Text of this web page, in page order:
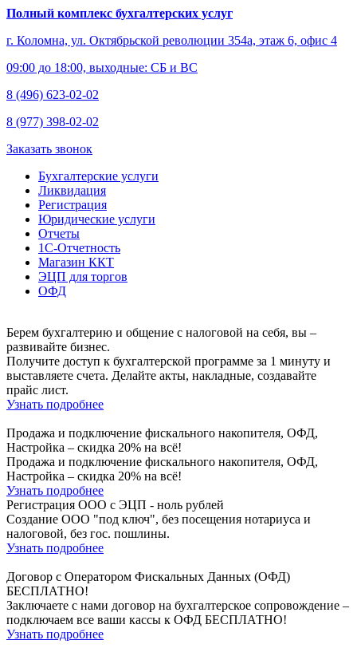
Полный комплекс бухгалтерских услуг
г. Коломна, ул. Октябрьской революции 354а, этаж 6, офис 4
09:00 до 18:00, выходные: СБ и ВС
8 (496) 623-02-02
8 (977) 398-02-02
Заказать звонок
Бухгалтерские услуги
Ликвидация
Регистрация
Юридические услуги
Отчеты
1С-Отчетность
Магазин ККТ
ЭЦП для торгов
ОФД
Берем бухгалтерию и общение с налоговой на себя, вы –
развивайте бизнес.
Получите доступ к бухгалтерской программе за 1 минуту и
выставляете счета. Делайте акты, накладные, создавайте
прайс лист.
Узнать подробнее
Продажа и подключение фискального накопителя, ОФД,
Настройка – скидка 20% на всё!
Продажа и подключение фискального накопителя, ОФД,
Настройка – скидка 20% на всё!
Узнать подробнее
Регистрация ООО с ЭЦП - ноль рублей
Создание ООО "под ключ", без посещения нотариуса и
налоговой, без гос. пошлины.
Узнать подробнее
Договор с Оператором Фискальных Данных (ОФД)
БЕСПЛАТНО!
Заключаете с нами договор на бухгалтерское сопровождение –
подключаем все ваши кассы к ОФД БЕСПЛАТНО!
Узнать подробнее